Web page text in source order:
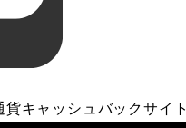
キャッシュバックサイト